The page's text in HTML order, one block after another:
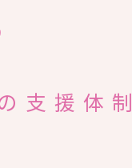
支援体制